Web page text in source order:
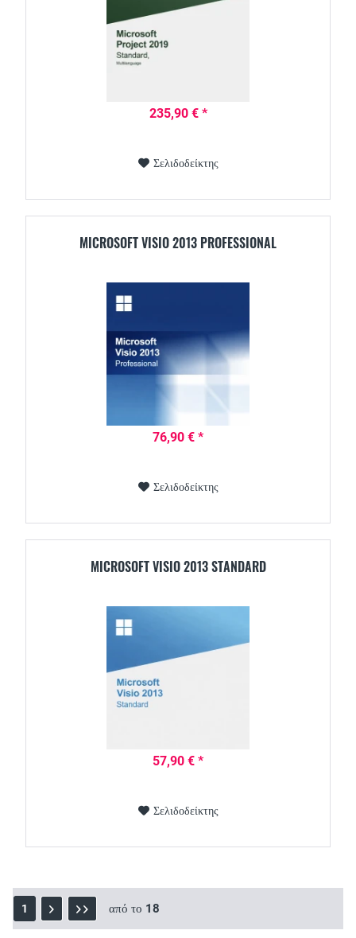
235,90 € *
Σελιδοδείκτης
MICROSOFT VISIO 2013 PROFESSIONAL
76,90 € *
Σελιδοδείκτης
MICROSOFT VISIO 2013 STANDARD
57,90 € *
Σελιδοδείκτης
1 από το 18